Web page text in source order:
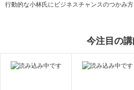
行動的な小林氏にビジネスチャンスのつかみ方
今注目の